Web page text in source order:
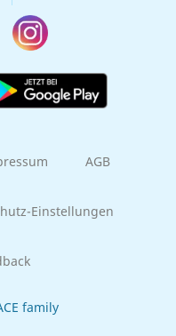
AGB
Einstellungen
family